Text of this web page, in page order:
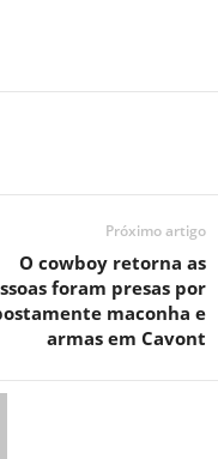
Próximo artigo
O cowboy retorna as
foram presas por
maconha e
armas em Cavont